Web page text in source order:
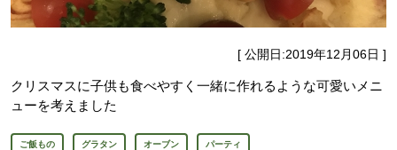
[ 公開日:2019年12月06日 ]
クリスマスに子供も食べやすく一緒に作れるような可愛いメニ
ューを考えました
ご飯もの グラタン オーブン パーティ